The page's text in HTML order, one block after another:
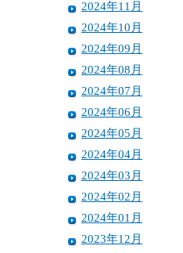
2024年11月
2024年10月
2024年09月
2024年08月
2024年07月
2024年06月
2024年05月
2024年04月
2024年03月
2024年02月
2024年01月
2023年12月